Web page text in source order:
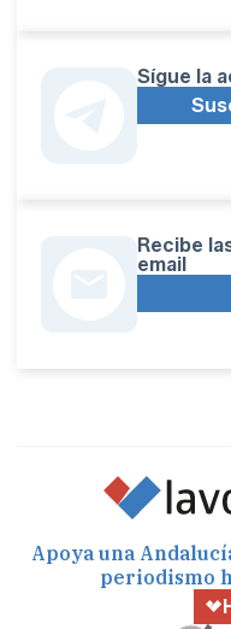
Sígue la
Recibe
email
Apoya una
periodismo